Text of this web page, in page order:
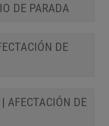
DE PARADA
DE
AFECTACIÓN DE